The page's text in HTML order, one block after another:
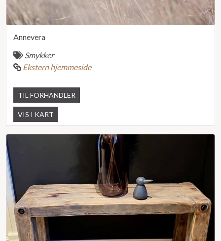
Annevera
Smykker
Ekstern hjemmeside
TIL FORHANDLER
VIS I KART